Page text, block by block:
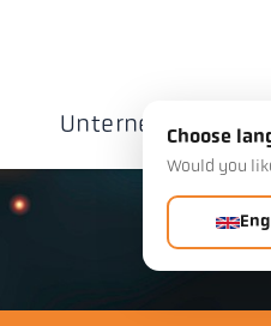
Unternehmen
Choose
Would you